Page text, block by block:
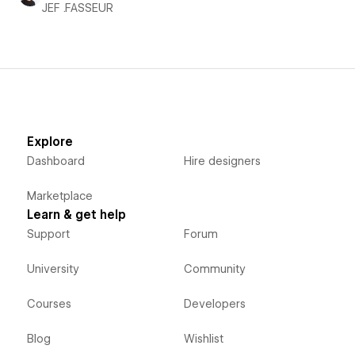
JEF .FASSEUR
Explore
Dashboard
Marketplace
Hire designers
Learn & get help
Support
University
Courses
Blog
Forum
Community
Developers
Wishlist